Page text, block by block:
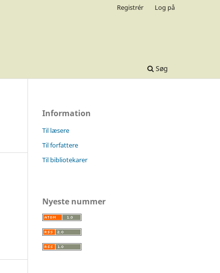
Søg
Registrér Log på
Information
Til læsere
Til forfattere
Til bibliotekarer
Nyeste nummer